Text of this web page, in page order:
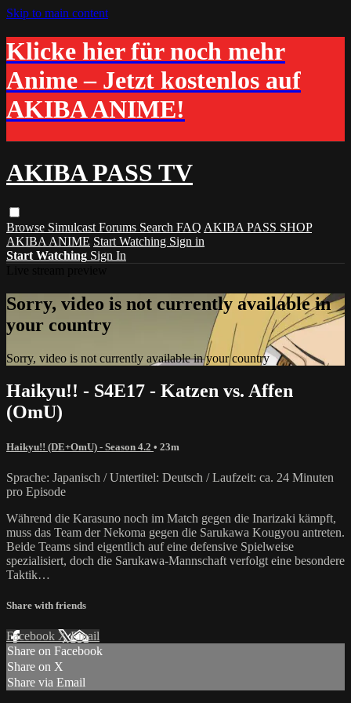
Skip to main content
Klicke hier für noch mehr
Anime – Jetzt kostenlos auf
AKIBA ANIME!
AKIBA PASS TV
Browse Simulcast Forums Search FAQ AKIBA PASS SHOP
AKIBA ANIME Start Watching Sign in
Start Watching Sign In
Sorry, video is not currently available in
your country
Sorry, video is not currently available in your country
Haikyu!! - S4E17 - Katzen vs. Affen
(OmU)
Haikyu!! (DE+OmU) - Season 4.2 • 23m
Sprache: Japanisch / Untertitel: Deutsch / Laufzeit: ca. 24 Minuten
pro Episode
Während die Karasuno noch im Match gegen die Inarizaki kämpft,
muss das Team der Nekoma gegen die Sarukawa Kougyou antreten.
Beide Teams sind eigentlich auf eine defensive Spielweise
spezialisiert, doch die Sarukawa-Mannschaft verfolgt eine besondere
Taktik…
Share with friends
Facebook XEmail
Share on Facebook
Share on X
Share via Email